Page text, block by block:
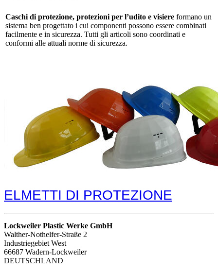
Caschi di protezione, protezioni per l’udito e visiere formano un
sistema ben progettato i cui componenti possono essere combinati
facilmente e in sicurezza. Tutti gli articoli sono coordinati e
conformi alle attuali norme di sicurezza.
ELMETTI DI PROTEZIONE
Lockweiler Plastic Werke GmbH
Walther-Nothelfer-Straße 2
Industriegebiet West
66687 Wadern-Lockweiler
DEUTSCHLAND